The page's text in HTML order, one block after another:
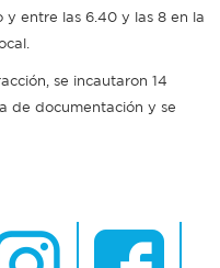
entre las 6.40 y las 8 en la
se incautaron 14
de documentación y se